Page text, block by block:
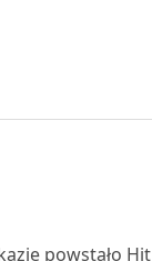
powstało Hit